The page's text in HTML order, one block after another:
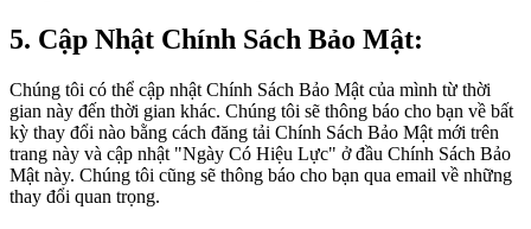
5. Cập Nhật Chính Sách Bảo Mật:
Chúng tôi có thể cập nhật Chính Sách Bảo Mật của mình từ thời
gian này đến thời gian khác. Chúng tôi sẽ thông báo cho bạn về bất
kỳ thay đổi nào bằng cách đăng tải Chính Sách Bảo Mật mới trên
trang này và cập nhật "Ngày Có Hiệu Lực" ở đầu Chính Sách Bảo
Mật này. Chúng tôi cũng sẽ thông báo cho bạn qua email về những
thay đổi quan trọng.